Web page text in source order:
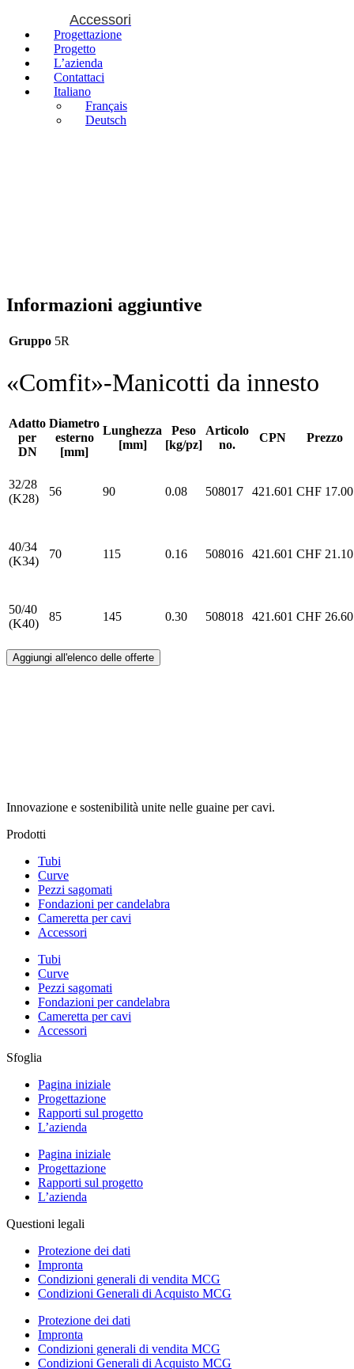
Accessori
Progettazione
Progetto
L’azienda
Contattaci
Italiano
Français
Deutsch
Informazioni aggiuntive
Gruppo 5R
«Comfit»-Manicotti da innesto
Adatto
per
DN
Diametro
esterno
[mm]
Lunghezza
[mm]
Peso
[kg/pz]
Articolo
no.
CPN Prezzo
32/28
(K28)
56 90 0.08 508017 421.601 CHF 17.00
40/34
(K34)
70 115 0.16 508016 421.601 CHF 21.10
50/40
(K40)
85 145 0.30 508018 421.601 CHF 26.60
Aggiungi all'elenco delle offerte
Innovazione e sostenibilità unite nelle guaine per cavi.
Prodotti
Tubi
Curve
Pezzi sagomati
Fondazioni per candelabra
Cameretta per cavi
Accessori
Tubi
Curve
Pezzi sagomati
Fondazioni per candelabra
Cameretta per cavi
Accessori
Sfoglia
Pagina iniziale
Progettazione
Rapporti sul progetto
L’azienda
Pagina iniziale
Progettazione
Rapporti sul progetto
L’azienda
Questioni legali
Protezione dei dati
Impronta
Condizioni generali di vendita MCG
Condizioni Generali di Acquisto MCG
Protezione dei dati
Impronta
Condizioni generali di vendita MCG
Condizioni Generali di Acquisto MCG